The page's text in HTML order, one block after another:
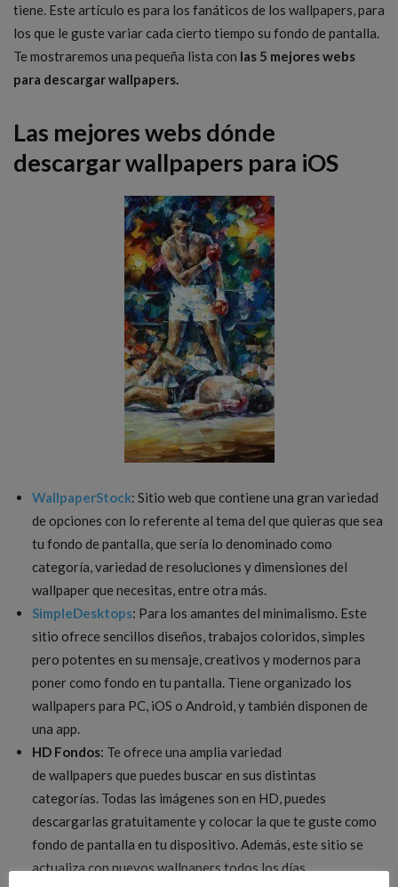
tiene. Este artículo es para los fanáticos de los wallpapers, para
los que le guste variar cada cierto tiempo su fondo de pantalla.
Te mostraremos una pequeña lista con las 5 mejores webs
para descargar wallpapers.
Las mejores webs dónde
descargar wallpapers para iOS
WallpaperStock: Sitio web que contiene una gran variedad
de opciones con lo referente al tema del que quieras que sea
tu fondo de pantalla, que sería lo denominado como
categoría, variedad de resoluciones y dimensiones del
wallpaper que necesitas, entre otra más.
SimpleDesktops: Para los amantes del minimalismo. Este
sitio ofrece sencillos diseños, trabajos coloridos, simples
pero potentes en su mensaje, creativos y modernos para
poner como fondo en tu pantalla. Tiene organizado los
wallpapers para PC, iOS o Android, y también disponen de
una app.
HD Fondos: Te ofrece una amplia variedad
de wallpapers que puedes buscar en sus distintas
categorías. Todas las imágenes son en HD, puedes
descargarlas gratuitamente y colocar la que te guste como
fondo de pantalla en tu dispositivo. Además, este sitio se
actualiza con nuevos wallpapers todos los días.